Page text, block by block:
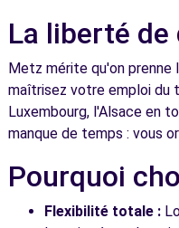
La liberté
Metz mérite qu'on prenne
maîtrisez votre emploi du
Luxembourg, l'Alsace en
manque de temps : vous
Pourquoi
Flexibilité totale :